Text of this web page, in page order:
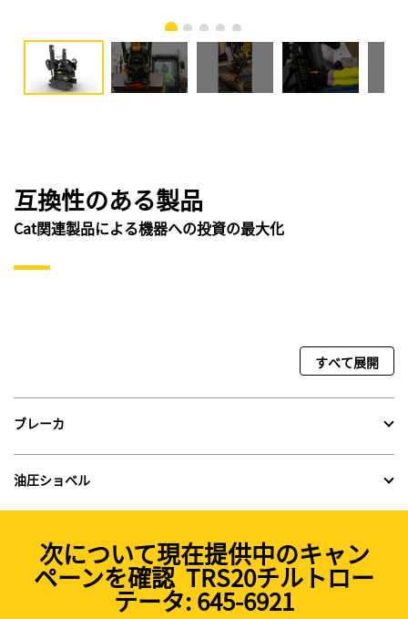
互換性のある製品
Cat関連製品による機器への投資の最大化
すべて展開
ブレーカ
油圧ショベル
次について現在提供中のキャン
ペーンを確認 TRS20チルトロー
テータ: 645-6921